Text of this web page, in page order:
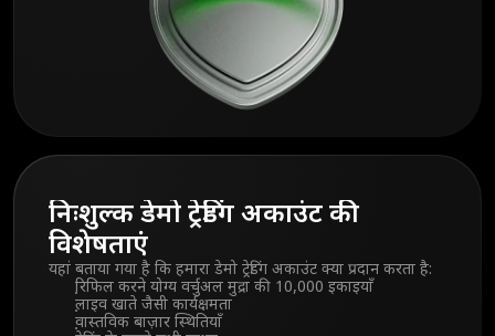
निःशुल्क डेमो ट्रेडिंग अकाउंट की
विशेषताएं
यहां बताया गया है कि हमारा डेमो ट्रेडिंग अकाउंट क्या प्रदान करता है:
रिफिल करने योग्य वर्चुअल मुद्रा की 10,000 इकाइयाँ
लाइव खाते जैसी कार्यक्षमता
वास्तविक बाज़ार स्थितियाँ